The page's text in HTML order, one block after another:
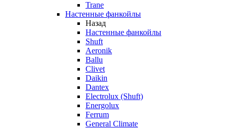
Trane
Настенные фанкойлы
Назад
Настенные фанкойлы
Shuft
Aeronik
Ballu
Clivet
Daikin
Dantex
Electrolux (Shuft)
Energolux
Ferrum
General Climate